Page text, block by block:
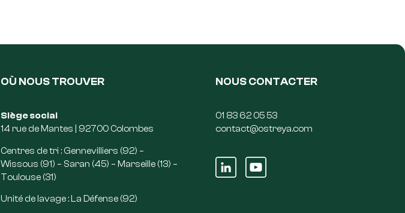
OÙ NOUS TROUVER
Siège social
14 rue de Mantes | 92700 Colombes
Centres de tri : Gennevilliers (92) –
Wissous (91) – Saran (45) – Marseille (13) –
Toulouse (31)
Unité de lavage : La Défense (92)
NOUS CONTACTER
01 83 62 05 53
contact@ostreya.com